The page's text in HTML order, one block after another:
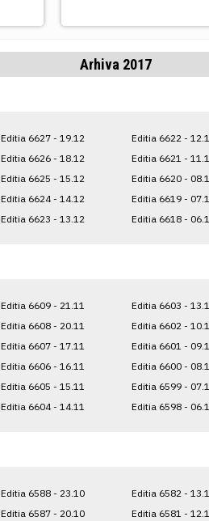
Arhiva 2017
Editia 6627 - 19.12
Editia 6626 - 18.12
Editia 6625 - 15.12
Editia 6624 - 14.12
Editia 6623 - 13.12
Editia 6622 -
Editia 6621 -
Editia 6620 -
Editia 6619 -
Editia 6618 -
Editia 6609 - 21.11
Editia 6608 - 20.11
Editia 6607 - 17.11
Editia 6606 - 16.11
Editia 6605 - 15.11
Editia 6604 - 14.11
Editia 6603 -
Editia 6602 -
Editia 6601 -
Editia 6600 -
Editia 6599 -
Editia 6598 -
Editia 6588 - 23.10
Editia 6587 - 20.10
Editia 6582 -
Editia 6581 -